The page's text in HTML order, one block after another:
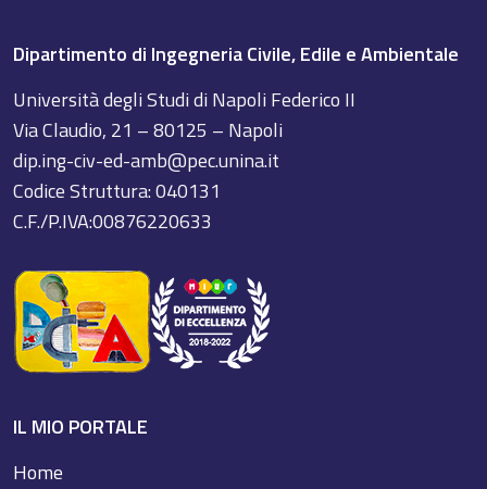
Dipartimento di Ingegneria Civile, Edile e Ambientale
Università degli Studi di Napoli Federico II
Via Claudio, 21 – 80125 – Napoli
dip.ing-civ-ed-amb@pec.unina.it
Codice Struttura: 040131
C.F./P.IVA:00876220633
IL MIO PORTALE
Home